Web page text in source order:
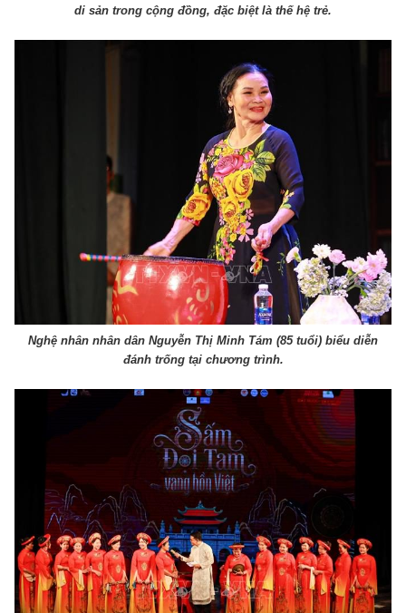
di sản trong cộng đồng, đặc biệt là thế hệ trẻ.
Nghệ nhân nhân dân Nguyễn Thị Minh Tám (85 tuổi) biểu diễn
đánh trống tại chương trình.